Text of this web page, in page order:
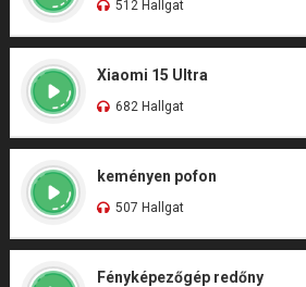
512 Hallgat
Xiaomi 15 Ultra
682 Hallgat
keményen pofon
507 Hallgat
Fényképezőgép redőny